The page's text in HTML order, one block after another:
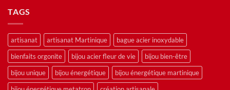
TAGS
artisanat artisanat Martinique
bague acier inoxydable
bienfaits orgonite
bijou acier fleur de vie
bijou bien-être
bijou unique
bijou énergétique
bijou énergétique martinique